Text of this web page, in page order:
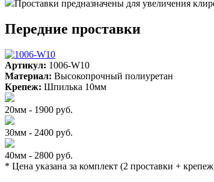
Проставки предназначены для увеличения
Передние проставки
Артикул: 1006-W10
Материал: Высокопрочный полиуретан
Крепеж: Шпилька 10мм
20мм - 1900 руб.
30мм - 2400 руб.
40мм - 2800 руб.
* Цена указана за комплект (2 проставки +